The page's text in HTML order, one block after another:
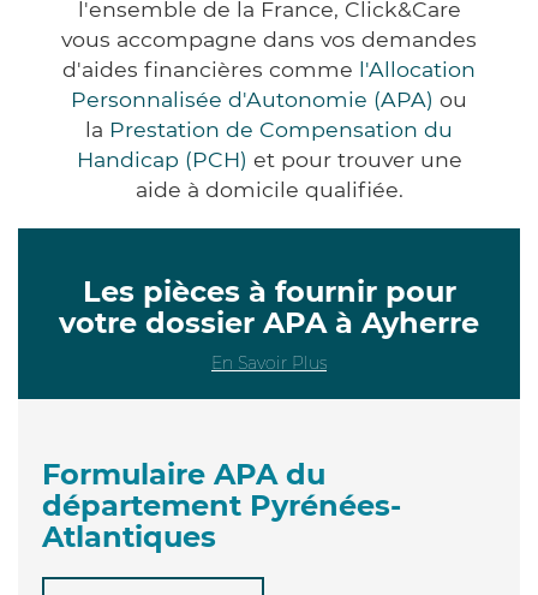
l'ensemble de la France, Click&Care
vous accompagne dans vos demandes
d'aides financières comme l'Allocation
Personnalisée d'Autonomie (APA) ou
la Prestation de Compensation du
Handicap (PCH) et pour trouver une
aide à domicile qualifiée.
Les pièces à fournir pour
votre dossier APA à Ayherre
En Savoir Plus
Formulaire APA du
département Pyrénées-
Atlantiques